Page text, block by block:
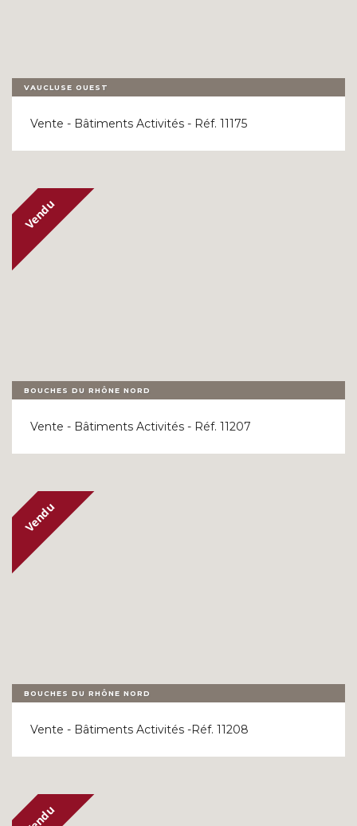
VAUCLUSE OUEST
Vente - Bâtiments Activités - Réf. 11175
BOUCHES DU RHÔNE NORD
Vente - Bâtiments Activités - Réf. 11207
BOUCHES DU RHÔNE NORD
Vente - Bâtiments Activités -Réf. 11208